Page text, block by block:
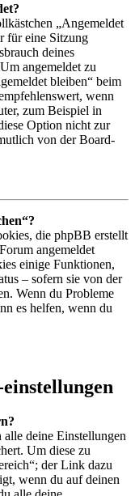
„Angemeldet
für eine Sitzung
deines
angemeldet zu
bleiben“ beim
wenn
zum Beispiel in
Option nicht zur
von der Board-
die phpBB erstellt
angemeldet
einige Funktionen,
– sofern sie von der
Wenn du Probleme
es helfen, wenn du
deine Einstellungen
Um diese zu
der Link dazu
wenn du auf deinen